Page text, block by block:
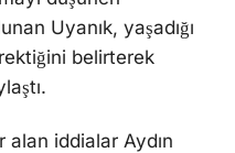
Uyanık, yaşadığı
belirterek
alan iddialar Aydın